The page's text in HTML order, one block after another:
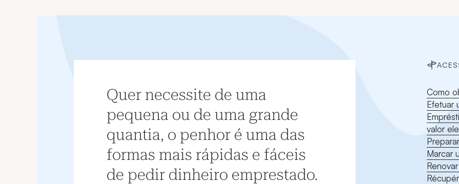
Quer necessite de uma
pequena ou de uma grande
quantia, o penhor é uma das
formas mais rápidas e fáceis
de pedir dinheiro emprestado.
Como
Efetuar
valor
Marcar